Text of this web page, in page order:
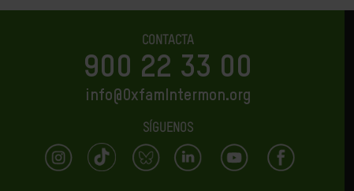
CONTACTA
900 22 33 00
info@OxfamIntermon.org
SÍGUENOS